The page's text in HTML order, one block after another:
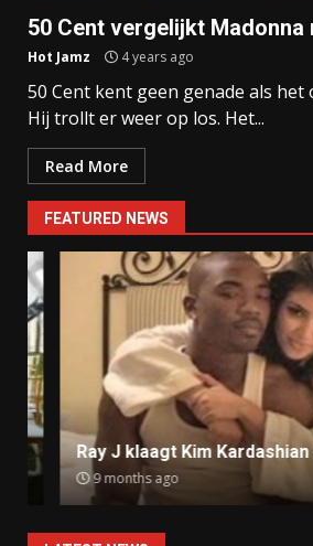
50 Cent vergelijkt Madonna
Hot Jamz 4 years ago
50 Cent kent geen genade als het
Hij trollt er weer op los. Het...
Read More
FEATURED NEWS
Ray J klaagt Kim Kardashian
9 months ago